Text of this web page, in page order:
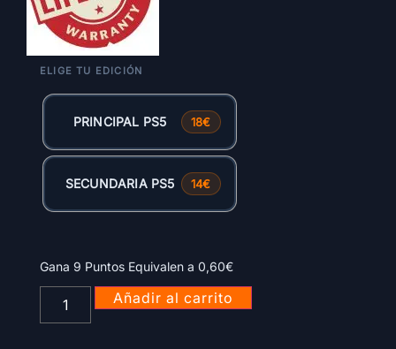
PRINCIPAL PS5 18€
SECUNDARIA PS5 14€
Gana 9 Puntos Equivalen a 0,60€
Añadir al carrito